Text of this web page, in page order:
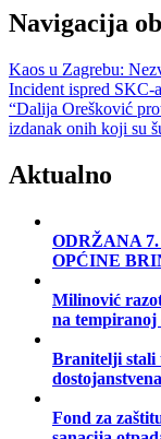
Navigacija
Kaos u Zagrebu:
Incident ispred SKC-
“Dalija Orešković
izdanak onih koji su
Aktualno
ODRŽANA
OPĆINE
Milinović
na tempiranoj
Branitelji stali
Fond za